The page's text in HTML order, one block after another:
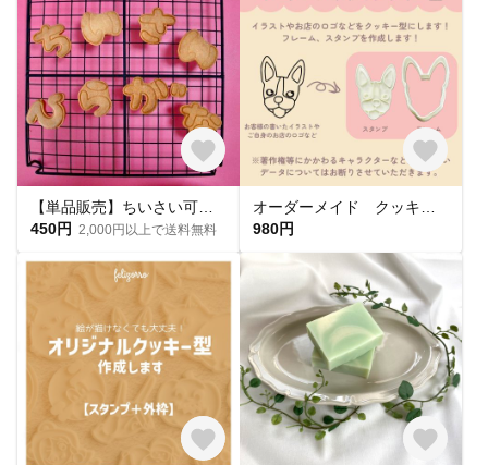
450円
2,000円以上で送料無料
980円